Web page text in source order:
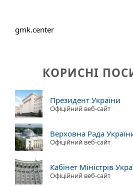
gmk.center
КОРИСНІ
Президент України
Офіційний веб-сайт
Верховна Рада
Офіційний веб-сайт
Кабінет Міністрів
Офіційний веб-сайт